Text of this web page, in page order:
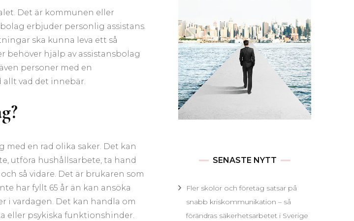
Det är kommunen eller
erbjuder personlig assistans.
ska kunna leva ett så
behöver hjälp av assistansbolag
personer med en
vad det innebär.
en rad olika saker. Det kan
utföra hushållsarbete, ta hand
så vidare. Det är brukaren som
har fyllt 65 år än kan ansöka
i vardagen. Det kan handla om
eller psykiska funktionshinder.
SENASTE NYTT
Fler skolor och företag satsar på
snabb kriskommunikation – så
förändras säkerhetsarbetet i Sverige